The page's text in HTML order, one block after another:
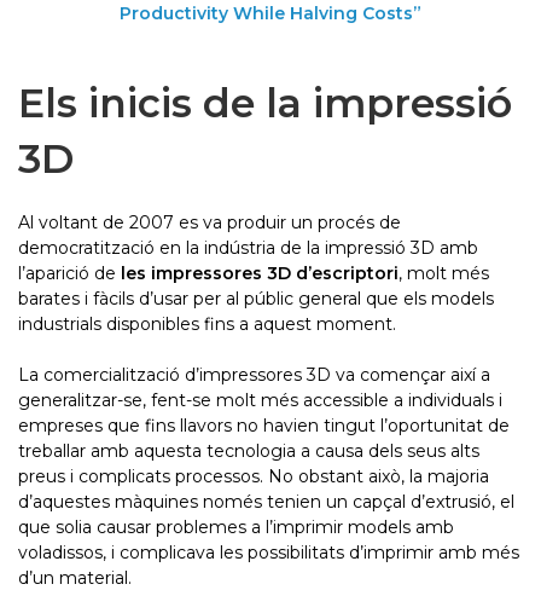
Productivity While Halving Costs”
Els inicis de la impressió
3D
Al voltant de 2007 es va produir un procés de
democratització en la indústria de la impressió 3D amb
l’aparició de les impressores 3D d’escriptori, molt més
barates i fàcils d’usar per al públic general que els models
industrials disponibles fins a aquest moment.
La comercialització d’impressores 3D va començar així a
generalitzar-se, fent-se molt més accessible a individuals i
empreses que fins llavors no havien tingut l’oportunitat de
treballar amb aquesta tecnologia a causa dels seus alts
preus i complicats processos. No obstant això, la majoria
d’aquestes màquines només tenien un capçal d’extrusió, el
que solia causar problemes a l’imprimir models amb
voladissos, i complicava les possibilitats d’imprimir amb més
d’un material.